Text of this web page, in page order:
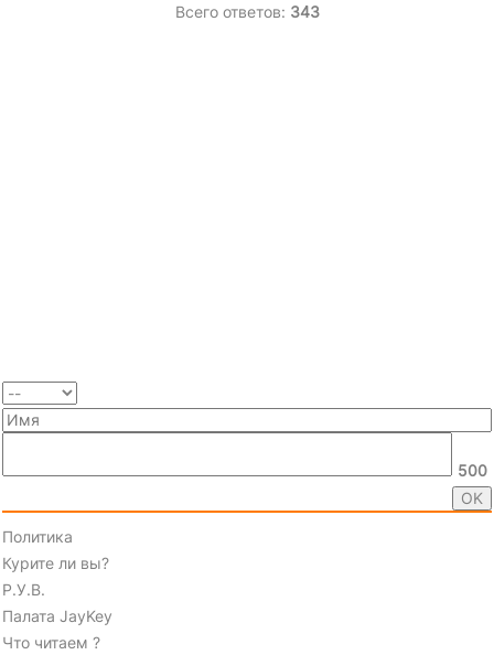
Всего ответов: 343
500
Политика
Курите ли вы?
Р.У.В.
Палата JayKey
Что читаем ?